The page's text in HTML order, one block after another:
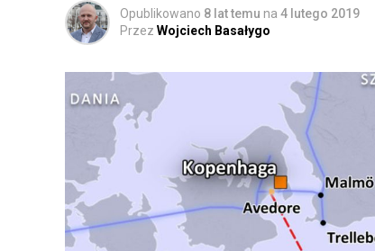
Opublikowano 8 lat temu na 4 lutego 2019
Przez Wojciech Basałygo